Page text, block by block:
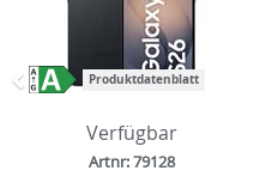
Produktdatenblatt
Verfügbar
Artnr: 79128
Zurück